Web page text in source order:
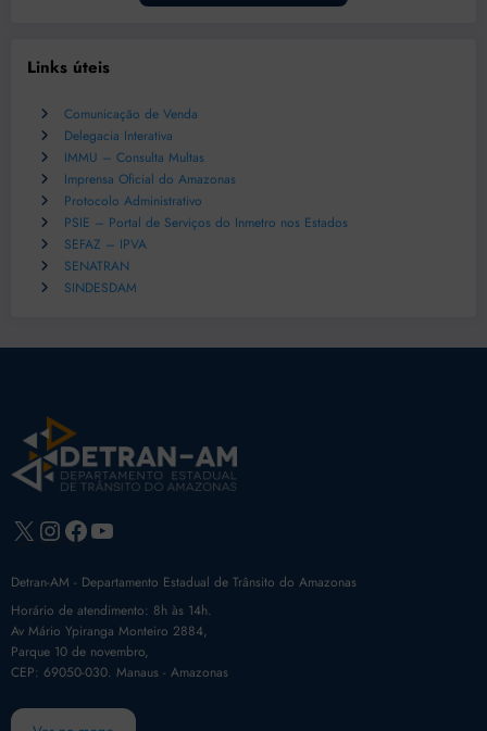
Links úteis
Comunicação de Venda
Delegacia Interativa
IMMU – Consulta Multas
Imprensa Oficial do Amazonas
Protocolo Administrativo
PSIE – Portal de Serviços do Inmetro nos Estados
SEFAZ – IPVA
SENATRAN
SINDESDAM
X Instagram
Facebook
Youtube
Detran-AM - Departamento Estadual de Trânsito do Amazonas
Horário de atendimento: 8h às 14h.
Av Mário Ypiranga Monteiro 2884,
Parque 10 de novembro,
CEP: 69050-030. Manaus - Amazonas